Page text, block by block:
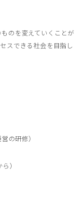
のを変えていくことが
スできる社会を目指し
の研修）
）